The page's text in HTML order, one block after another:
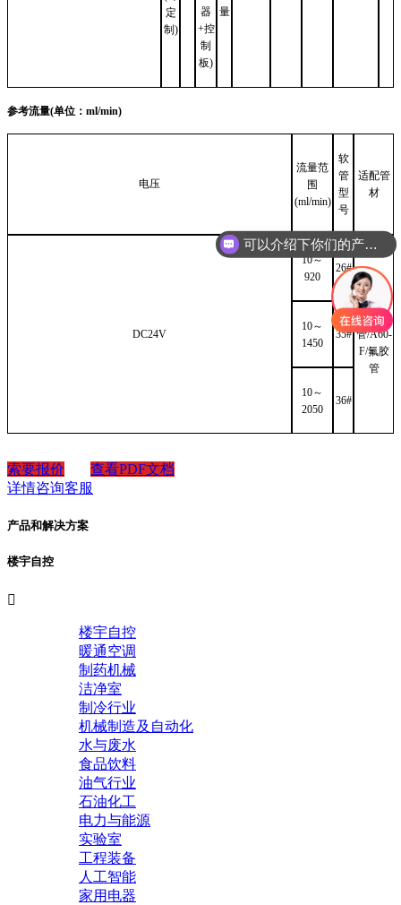
定
制)
器
+控
制
板)
量
参考流量(单位：ml/min)
电压
流量范
围
(ml/min)
软
管
型
号
适配管
材
DC24V
10～
920
26#
BPT/硅
胶
管/A60-
F/氟胶
管
10～
1450
35#
10～
2050
36#
索要报价
查看PDF文档
详情咨询客服
产品和解决方案
楼宇自控

楼宇自控
暖通空调
制药机械
洁净室
制冷行业
机械制造及自动化
水与废水
食品饮料
油气行业
石油化工
电力与能源
实验室
工程装备
人工智能
家用电器
可以介绍下你们的产品么